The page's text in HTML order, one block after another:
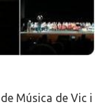
Música de Vic i